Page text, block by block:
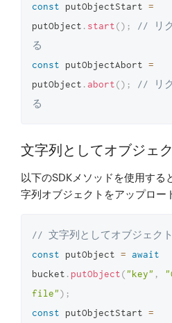
const putObjectStart =
putObject . start() ;
// リ
る
const putObjectAbort =
putObject .abort() ;
// リ
る
文字列としてオブジェ
以下のSDKメソッドを使用する
字列オブジェクトをアップロー
// 文字列としてオブジェク
const putObject = await
bucket . putObject("key" ,
file") ;
const putObjectStart =